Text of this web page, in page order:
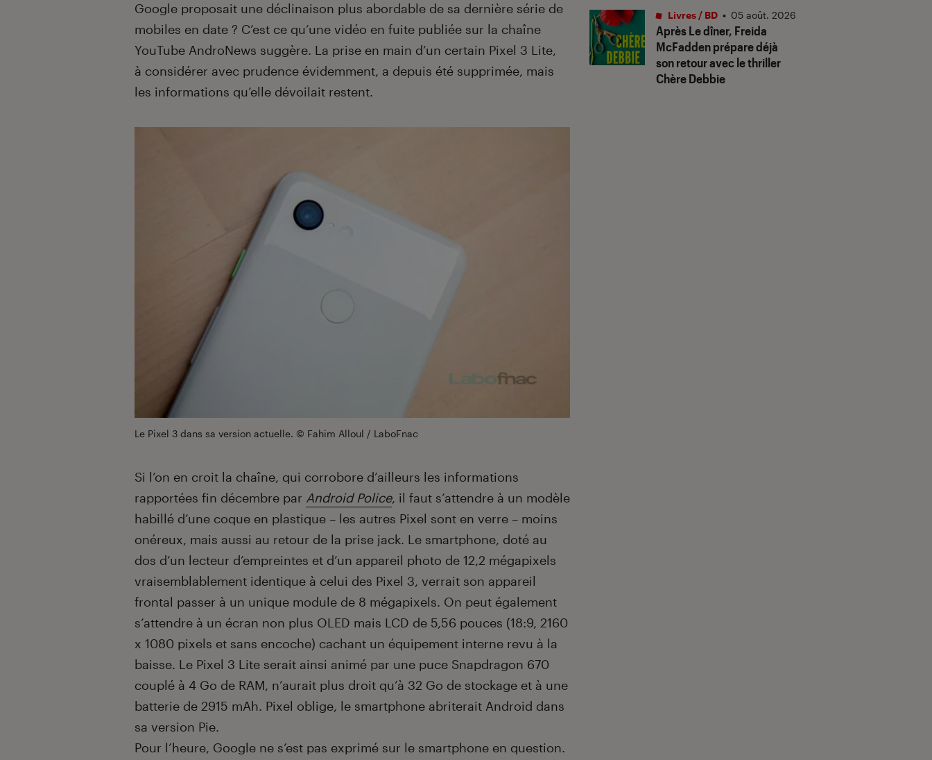
Google proposait une déclinaison plus abordable de sa dernière série de
mobiles en date ? C’est ce qu’une vidéo en fuite publiée sur la chaîne
YouTube AndroNews suggère. La prise en main d’un certain Pixel 3 Lite,
à considérer avec prudence évidemment, a depuis été supprimée, mais
les informations qu’elle dévoilait restent.
Le Pixel 3 dans sa version actuelle. © Fahim Alloul / LaboFnac
Si l’on en croit la chaîne, qui corrobore d’ailleurs les informations
rapportées fin décembre par Android Police, il faut s’attendre à un modèle
habillé d’une coque en plastique – les autres Pixel sont en verre – moins
onéreux, mais aussi au retour de la prise jack. Le smartphone, doté au
dos d’un lecteur d’empreintes et d’un appareil photo de 12,2 mégapixels
vraisemblablement identique à celui des Pixel 3, verrait son appareil
frontal passer à un unique module de 8 mégapixels. On peut également
s’attendre à un écran non plus OLED mais LCD de 5,56 pouces (18:9, 2160
x 1080 pixels et sans encoche) cachant un équipement interne revu à la
baisse. Le Pixel 3 Lite serait ainsi animé par une puce Snapdragon 670
couplé à 4 Go de RAM, n’aurait plus droit qu’à 32 Go de stockage et à une
batterie de 2915 mAh. Pixel oblige, le smartphone abriterait Android dans
sa version Pie.
Pour l’heure, Google ne s’est pas exprimé sur le smartphone en question.
AprèsLe dîner, Freida
McFadden prépare déjà
son retour avec le thriller
Chère Debbie
Livres / BD • 05 août. 2026